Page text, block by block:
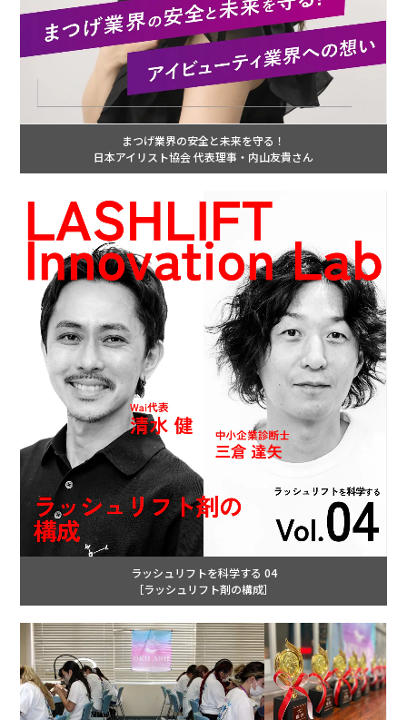
まつげ業界の安全と未来を守る！
日本アイリスト協会 代表理事・内山友貴さん
ラッシュリフトを科学する 04
［ラッシュリフト剤の構成］